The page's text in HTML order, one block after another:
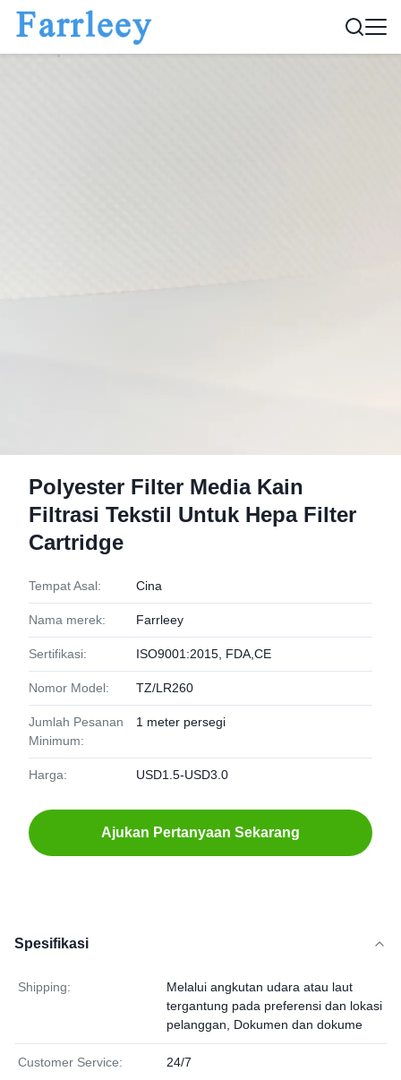
Polyester Filter Media Kain
Filtrasi Tekstil Untuk Hepa Filter
Cartridge
Tempat Asal: Cina
Nama merek: Farrleey
Sertifikasi: ISO9001:2015, FDA,CE
Nomor Model: TZ/LR260
Jumlah Pesanan
Minimum:
1 meter persegi
Harga: USD1.5-USD3.0
Ajukan Pertanyaan Sekarang
Spesifikasi
Shipping:
Melalui angkutan udara atau laut
tergantung pada preferensi dan lokasi
pelanggan, Dokumen dan dokume
Customer Service: 24/7